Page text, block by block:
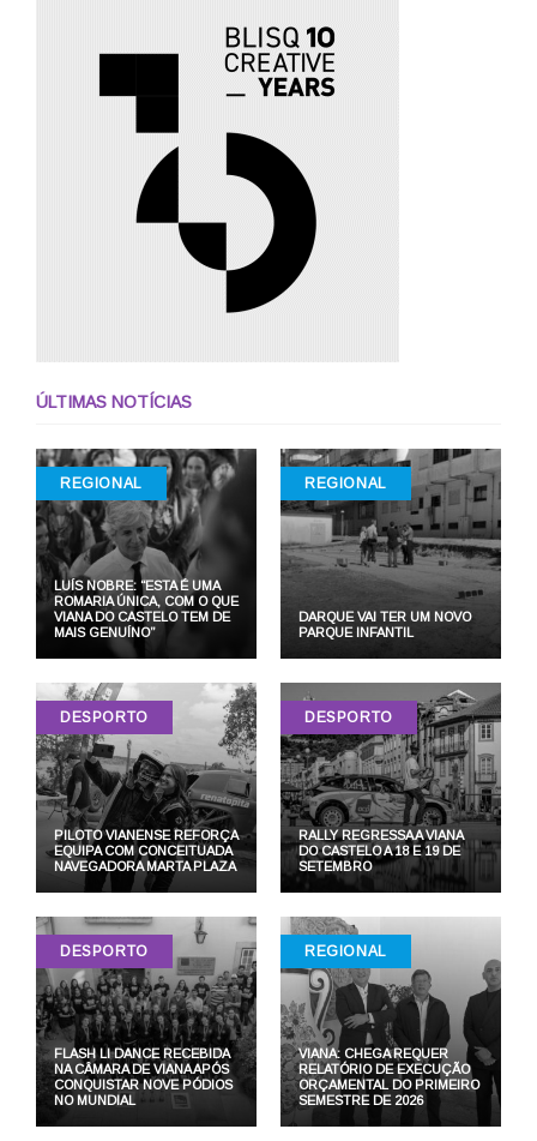
ÚLTIMAS NOTÍCIAS
REGIONAL
LUÍS NOBRE: “ESTA É UMA
ROMARIA ÚNICA, COM O QUE
VIANA DO CASTELO TEM DE
MAIS GENUÍNO”
REGIONAL
DARQUE VAI TER UM NOVO
PARQUE INFANTIL
DESPORTO
PILOTO VIANENSE REFORÇA
EQUIPA COM CONCEITUADA
NAVEGADORA MARTA PLAZA
DESPORTO
RALLY REGRESSA A VIANA
DO CASTELO A 18 E 19 DE
SETEMBRO
DESPORTO
FLASH LI DANCE RECEBIDA
NA CÂMARA DE VIANA APÓS
CONQUISTAR NOVE PÓDIOS
NO MUNDIAL
REGIONAL
VIANA: CHEGA REQUER
RELATÓRIO DE EXECUÇÃO
ORÇAMENTAL DO PRIMEIRO
SEMESTRE DE 2026